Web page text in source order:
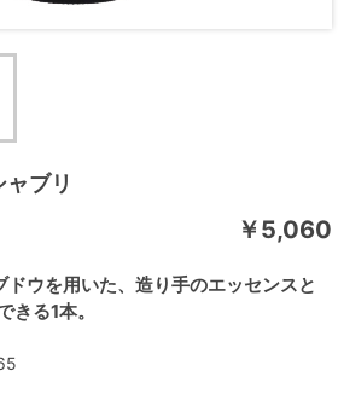
ブリ
ウを用いた、造り手のエッセンスと
きる1本。
￥5,060